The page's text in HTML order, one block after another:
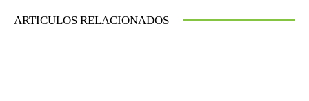
ARTICULOS RELACIONADOS